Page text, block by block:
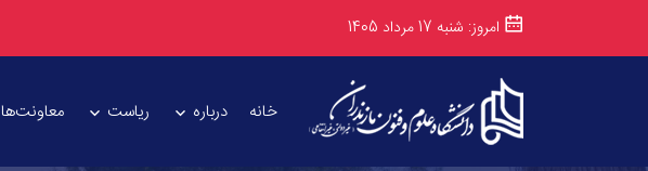
امروز: شنبه 17 مرداد 1405
خانه درباره ریاست معاونت‌ها